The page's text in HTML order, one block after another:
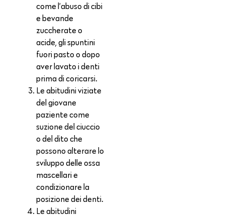
come l’abuso di cibi
e bevande
zuccherate o
acide, gli spuntini
fuori pasto o dopo
aver lavato i denti
prima di coricarsi.
Le abitudini viziate
del giovane
paziente come
suzione del ciuccio
o del dito che
possono alterare lo
sviluppo delle ossa
mascellari e
condizionare la
posizione dei denti.
Le abitudini